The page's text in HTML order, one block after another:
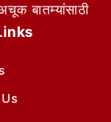
बातम्यांसाठी